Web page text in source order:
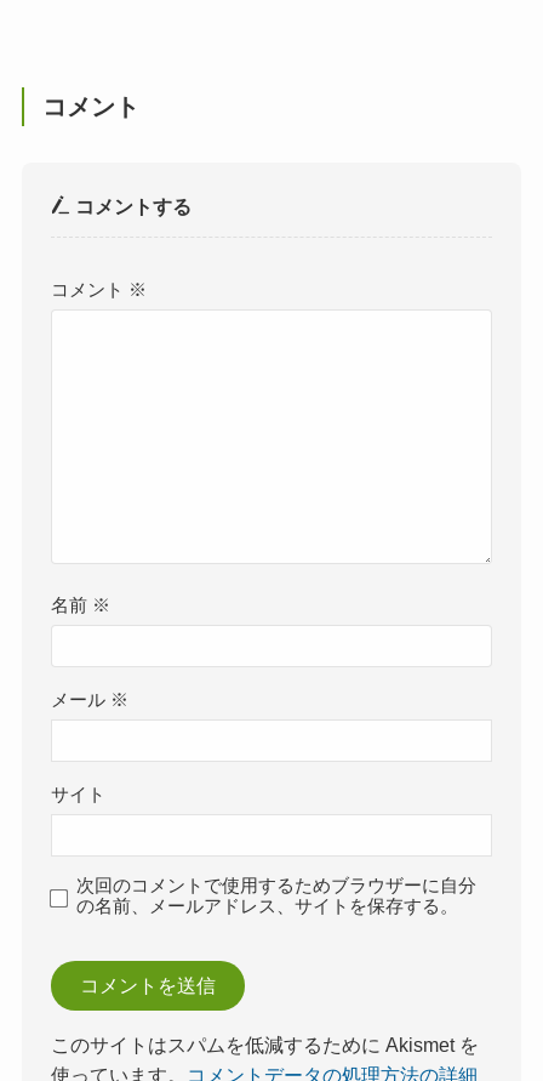
コメント
コメントする
コメント ※
名前 ※
メール ※
サイト
次回のコメントで使用するためブラウザーに自分
の名前、メールアドレス、サイトを保存する。
このサイトはスパムを低減するために Akismet を
使っています。
コメントデータの処理方法の詳細